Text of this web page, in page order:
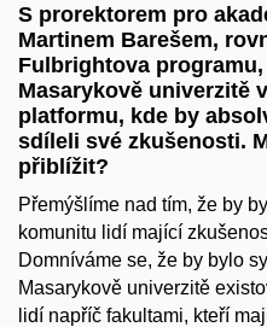
S prorektorem pro
Martinem Barešem,
Fulbrightova
Masarykově univerzitě
platformu, kde by
sdíleli své zkušenosti.
přiblížit?
Přemýšlíme nad tím, že by
komunitu lidí mající
Domníváme se, že by bylo
Masarykově univerzitě
lidí napříč fakultami, kteří